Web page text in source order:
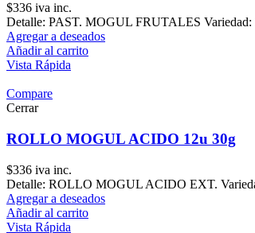
$336 iva inc.
Detalle: PAST. MOGUL FRUTALES
Agregar a deseados
Añadir al carrito
Vista Rápida
Compare
Cerrar
ROLLO MOGUL ACIDO 12u 30g
$336 iva inc.
Detalle: ROLLO MOGUL ACIDO EXT.
Agregar a deseados
Añadir al carrito
Vista Rápida